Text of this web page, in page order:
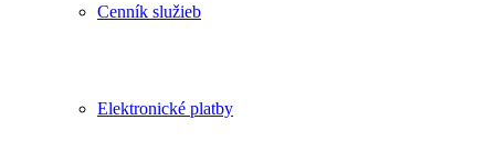
Cenník služieb
Elektronické platby